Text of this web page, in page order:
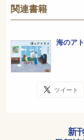
関連書籍
海のア
ツイート
新